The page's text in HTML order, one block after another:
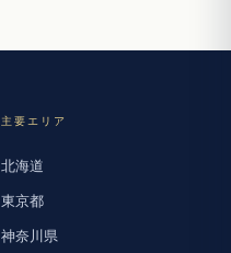
主要エリア
北海道
東京都
神奈川県